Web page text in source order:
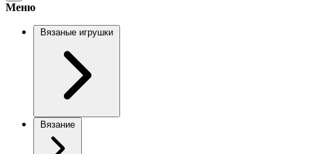
Меню
Вязаные игрушки
Вязание